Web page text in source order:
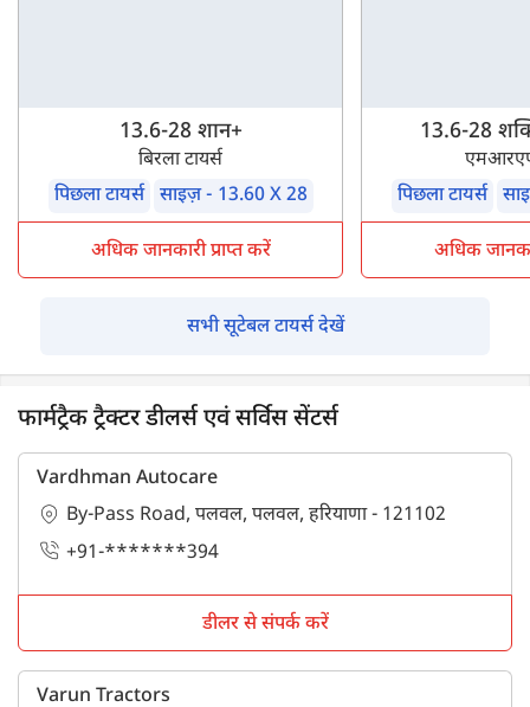
13.6-28 शान+
बिरला टायर्स
पिछला टायर्स
साइज़ - 13.60 X 28
अधिक जानकारी प्राप्त करें
13.6-28
पिछला टायर्स
अधिक
सभी सूटेबल टायर्स देखें
फार्मट्रैक ट्रैक्टर डीलर्स एवं सर्विस सेंटर्स
Vardhman Autocare
By-Pass Road, पलवल, पलवल, हरियाणा - 121102
+91-*******394
डीलर से संपर्क करें
Varun Tractors